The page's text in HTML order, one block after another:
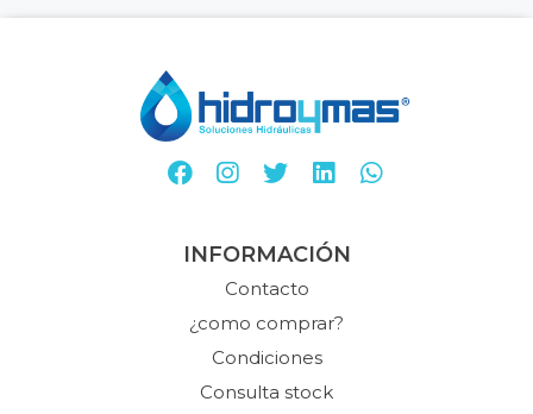
INFORMACIÓN
Contacto
¿como comprar?
Condiciones
Consulta stock